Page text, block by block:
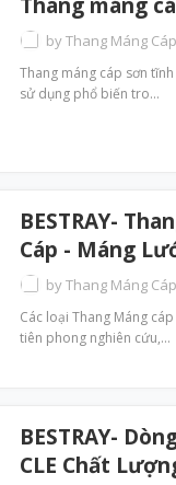
Thang máng
byThang Máng Cáp
Thang máng cáp sơn
sử dụng phổ biến tro…
BESTRAY-
Cáp - Máng
byThang Máng Cáp
Các loại Thang Máng
tiên phong nghiên cứu,…
BESTRAY-
CLE Chất